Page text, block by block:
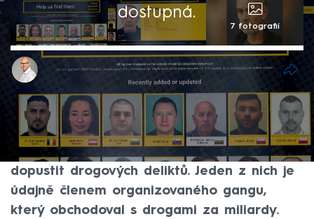
dostupná.
7 fotografií
Jaroslav Kasnar
2. led 2026, 19:55
V databázi nejhledanějších zločinců Evropy,
kterou spravuje Europol, má své
zastoupení i Česko. Dva občané se měli
dopustit drogových deliktů. Jeden z nich je
údajně členem organizovaného gangu,
který obchodoval s drogami za miliardy.